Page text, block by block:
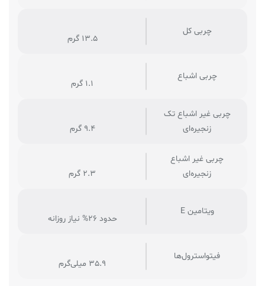
چربی کل
13.5 گرم
چربی اشباع
1.1 گرم
چربی غیر اشباع تک
زنجیره‌ای
9.4 گرم
چربی غیر اشباع
زنجیره‌ای
2.3 گرم
ویتامین E
حدود 26% نیاز روزانه
فیتواسترول‌ها
35.9 میلی‌گرم